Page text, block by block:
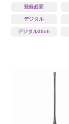
登録必要
デジタル
デジタル30ch